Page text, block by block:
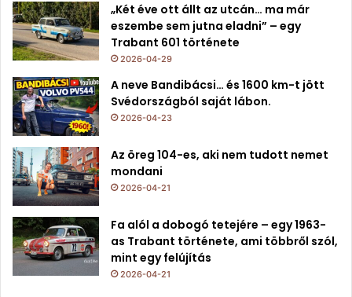
„Két éve ott állt az utcán… ma már
eszembe sem jutna eladni” – egy
Trabant 601 története
2026-04-29
A neve Bandibácsi… és 1600 km-t jött
Svédországból saját lábon.
2026-04-23
Az öreg 104-es, aki nem tudott nemet
mondani
2026-04-21
Fa alól a dobogó tetejére – egy 1963-
as Trabant története, ami többről szól,
mint egy felújítás
2026-04-21